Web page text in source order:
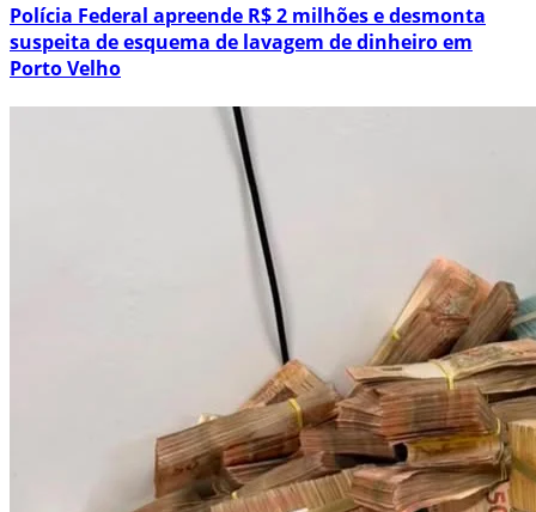
Polícia Federal apreende R$ 2 milhões e desmonta
suspeita de esquema de lavagem de dinheiro em
Porto Velho